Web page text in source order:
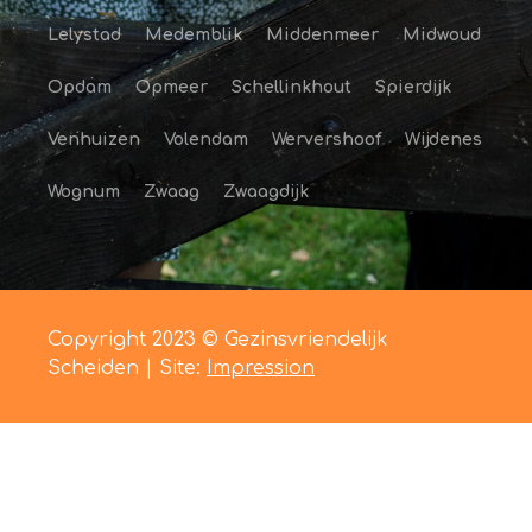
Lelystad Medemblik Middenmeer Midwoud
Opdam Opmeer Schellinkhout Spierdijk
Venhuizen Volendam Wervershoof Wijdenes
Wognum Zwaag Zwaagdijk
Copyright 2023 © Gezinsvriendelijk
Scheiden | Site:
Impression